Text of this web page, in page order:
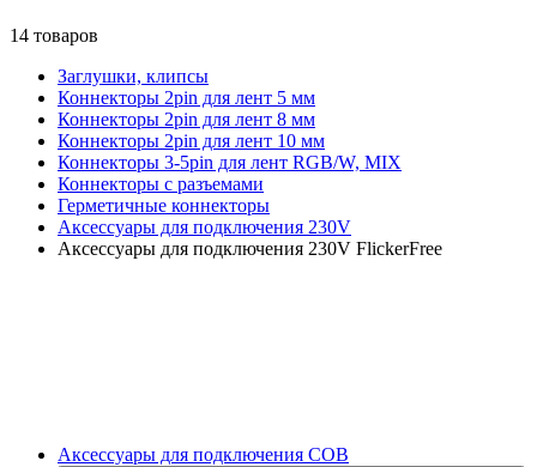
14 товаров
Заглушки, клипсы
Коннекторы 2pin для лент 5 мм
Коннекторы 2pin для лент 8 мм
Коннекторы 2pin для лент 10 мм
Коннекторы 3-5pin для лент RGB/W, MIX
Коннекторы с разъемами
Герметичные коннекторы
Аксессуары для подключения 230V
Аксессуары для подключения 230V FlickerFree
Аксессуары для подключения COB